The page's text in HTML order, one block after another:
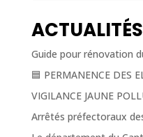
Guide pour rénovation
🟦 PERMANENCE DES
VIGILANCE JAUNE
Arrêtés préfectoraux